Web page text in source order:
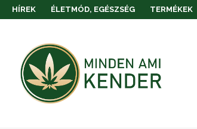
HÍREK ÉLETMÓD, EGÉSZSÉG TERMÉKEK